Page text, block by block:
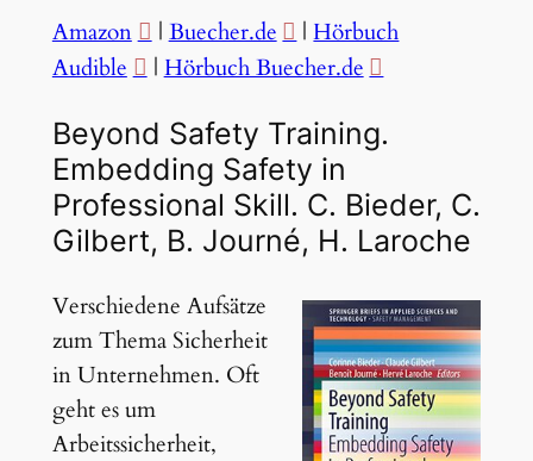
Amazon
|Buecher.de |Hörbuch
Audible
|Hörbuch Buecher.de
Beyond Safety Training.
Embedding Safety in
Professional Skill. C. Bieder, C.
Gilbert, B. Journé, H. Laroche
Verschiedene Aufsätze
zum Thema Sicherheit
in Unternehmen. Oft
geht es um
Arbeitssicherheit,